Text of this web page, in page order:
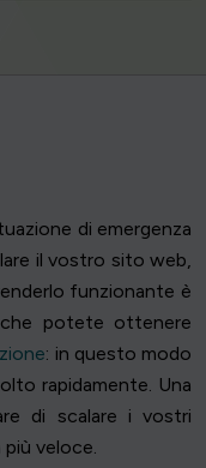
di emergenza
il vostro sito web,
funzionante è
potete ottenere
: in questo modo
rapidamente. Una
di scalare i vostri
veloce.